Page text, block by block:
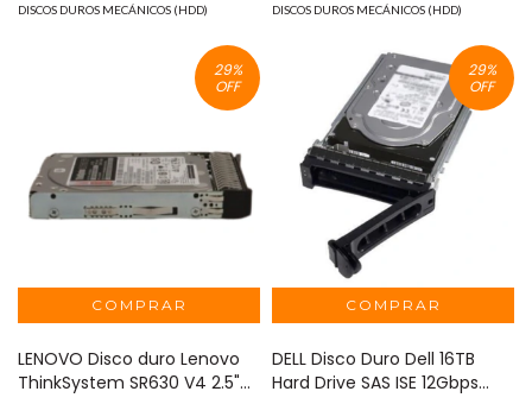
DISCOS DUROS MECÁNICOS (HDD) DISCOS DUROS MECÁNICOS (HDD)
29%
OFF
LENOVO Disco duro Lenovo
ThinkSystem SR630 V4 2.5"
29%
OFF
DELL Disco Duro Dell 16TB
Hard Drive SAS ISE 12Gbps